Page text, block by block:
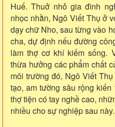
Huế. Thuở nhỏ gia đình
nhọc nhằn, Ngô Viết Thụ ở
dạy chữ Nho, sau từng vào
cha, dự định nếu đường
làm thợ cơ khí kiếm sống.
thừa hưởng các phẩm chất
môi trường đó, Ngô Viết
tạo, am tường sâu rộng
thợ tiện có tay nghề cao,
nhiều cho sự nghiệp sau này.